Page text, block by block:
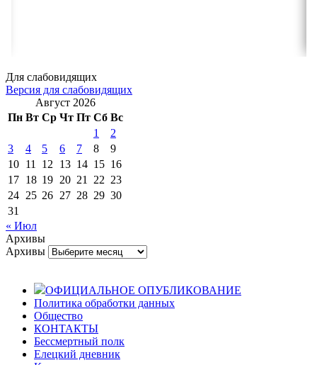
Для слабовидящих
Версия для слабовидящих
Август 2026
Пн Вт Ср Чт Пт Сб Вс
1
2
3
4 5 6 7 8
9
10 11 12 13 14 15 16
17 18 19 20 21 22 23
24 25 26 27 28 29 30
31
« Июл
Архивы
Архивы
ОФИЦИАЛЬНОЕ ОПУБЛИКОВАНИЕ
Политика обработки данных
Общество
КОНТАКТЫ
Бессмертный полк
Елецкий дневник